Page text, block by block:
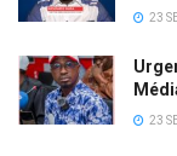
23
23